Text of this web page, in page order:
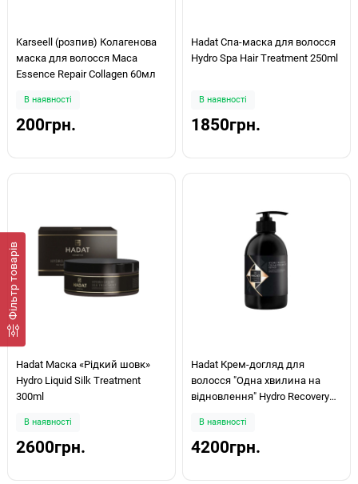
Фiльтр товарів
Karseell (розпив) Колагенова
маска для волосся Maca
Essence Repair Collagen 60мл
В наявності
200грн.
Hadat Спа-маска для волосся
Hydro Spa Hair Treatment 250ml
В наявності
1850грн.
Hadat Маска «Рідкий шовк»
Hydro Liquid Silk Treatment
300ml
В наявності
2600грн.
Hadat Крем-догляд для
волосся "Одна хвилина на
відновлення" Hydro Recovery
В наявності
4200грн.